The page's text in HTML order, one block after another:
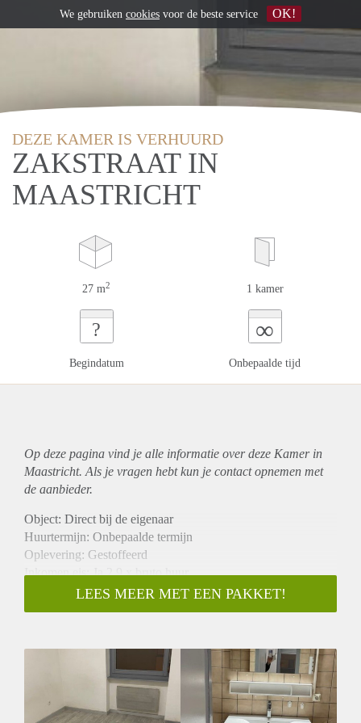
DEZE KAMER IS VERHUURD
ZAKSTRAAT IN
MAASTRICHT
27 m2 1 kamer
?
Begindatum
∞
Onbepaalde tijd
Op deze pagina vind je alle informatie over deze Kamer in
Maastricht. Als je vragen hebt kun je contact opnemen met
de aanbieder.
Object: Direct bij de eigenaar
Huurtermijn: Onbepaalde termijn
Oplevering: Gestoffeerd
Inkomen eis: Ja 2,9 x bruto huur
Garantiestelling mogelijk: Ja
Borg: 1 maand
Gedeelde Douche: Nee
Gedeelde woonkamer: Nee
Huisgenoten: Nee
LEES MEER MET EEN PAKKET!
We gebruiken cookies voor de beste service OK!